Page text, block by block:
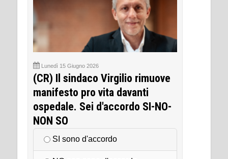
Lunedì 15 Giugno 2026
(CR) Il sindaco Virgilio rimuove
manifesto pro vita davanti
ospedale. Sei d'accordo SI-NO-
NON SO
SI sono d'accordo